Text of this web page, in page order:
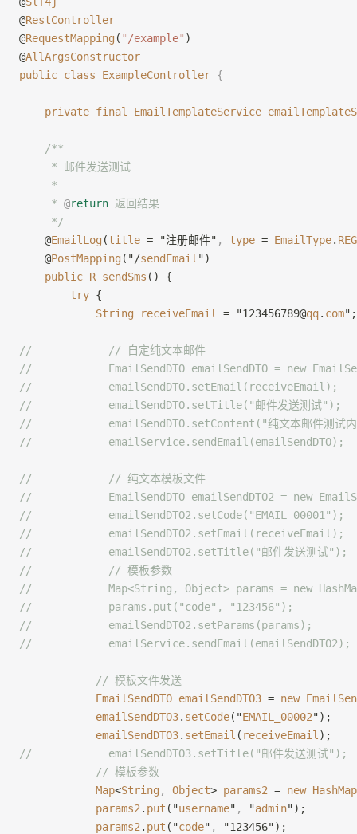
@RestController
@RequestMapping ( " /example" )
@AllArgsConstructor
public class ExampleController {
    private
final EmailTemplateService
    /**
     * 邮件发送测试
     *
     *
@return 返回结果
     */
    @
EmailLog (title = "注册邮件" , type = EmailType.
    @
PostMapping ("/sendEmail ")
    public
R sendSms () {
        try
{
            String
receiveEmail = "123456789@qq. com";
//            // 自定纯文本邮件
//            EmailSendDTO emailSendDTO = new
//            emailSendDTO.setEmail(receiveEmail);
//            emailSendDTO.setTitle("邮件发送测试");
//            emailSendDTO.setContent("纯文本邮件测试
//            emailService.sendEmail(emailSendDTO);
//            // 纯文本模板文件
//            EmailSendDTO emailSendDTO2 = new
//            emailSendDTO2.setCode("EMAIL_00001");
//            emailSendDTO2.setEmail(receiveEmail);
//            emailSendDTO2.setTitle("邮件发送测试");
//            // 模板参数
//            Map<String, Object> params = new
//            params.put("code", "123456");
//            emailSendDTO2.setParams(params);
//            emailService.sendEmail(emailSendDTO2);
            // 模板文件发送
            EmailSendDTO
emailSendDTO3 = new
            emailSendDTO3
. setCode("EMAIL_00002");
            emailSendDTO3
. setEmail ( receiveEmail );
//            emailSendDTO3.setTitle("邮件发送测试");
            // 模板参数
            Map
<String , Object> params2 = new HashMap
            params2
. put ("username" , "admin");
            params2
. put ("code" ,
"123456");